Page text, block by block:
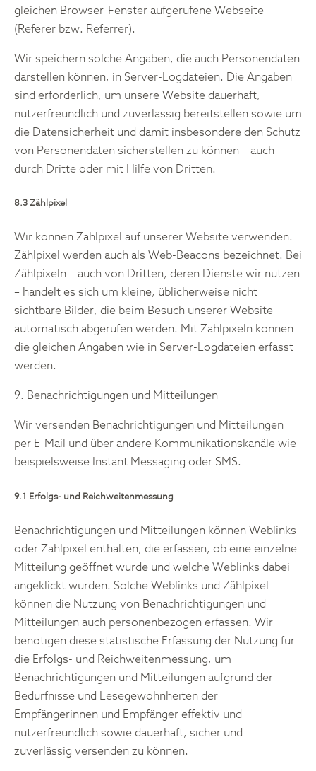
gleichen Browser-Fenster aufgerufene Webseite
(Referer bzw. Referrer).
Wir speichern solche Angaben, die auch Personendaten
darstellen können, in Server-Logdateien. Die Angaben
sind erforderlich, um unsere Website dauerhaft,
nutzerfreundlich und zuverlässig bereitstellen sowie um
die Datensicherheit und damit insbesondere den Schutz
von Personendaten sicherstellen zu können – auch
durch Dritte oder mit Hilfe von Dritten.
8.3 Zählpixel
Wir können Zählpixel auf unserer Website verwenden.
Zählpixel werden auch als Web-Beacons bezeichnet. Bei
Zählpixeln – auch von Dritten, deren Dienste wir nutzen
– handelt es sich um kleine, üblicherweise nicht
sichtbare Bilder, die beim Besuch unserer Website
automatisch abgerufen werden. Mit Zählpixeln können
die gleichen Angaben wie in Server-Logdateien erfasst
werden.
9. Benachrichtigungen und Mitteilungen
Wir versenden Benachrichtigungen und Mitteilungen
per E-Mail und über andere Kommunikationskanäle wie
beispielsweise Instant Messaging oder SMS.
9.1 Erfolgs- und Reichweitenmessung
Benachrichtigungen und Mitteilungen können Weblinks
oder Zählpixel enthalten, die erfassen, ob eine einzelne
Mitteilung geöffnet wurde und welche Weblinks dabei
angeklickt wurden. Solche Weblinks und Zählpixel
können die Nutzung von Benachrichtigungen und
Mitteilungen auch personenbezogen erfassen. Wir
benötigen diese statistische Erfassung der Nutzung für
die Erfolgs- und Reichweitenmessung, um
Benachrichtigungen und Mitteilungen aufgrund der
Bedürfnisse und Lesegewohnheiten der
Empfängerinnen und Empfänger effektiv und
nutzerfreundlich sowie dauerhaft, sicher und
zuverlässig versenden zu können.